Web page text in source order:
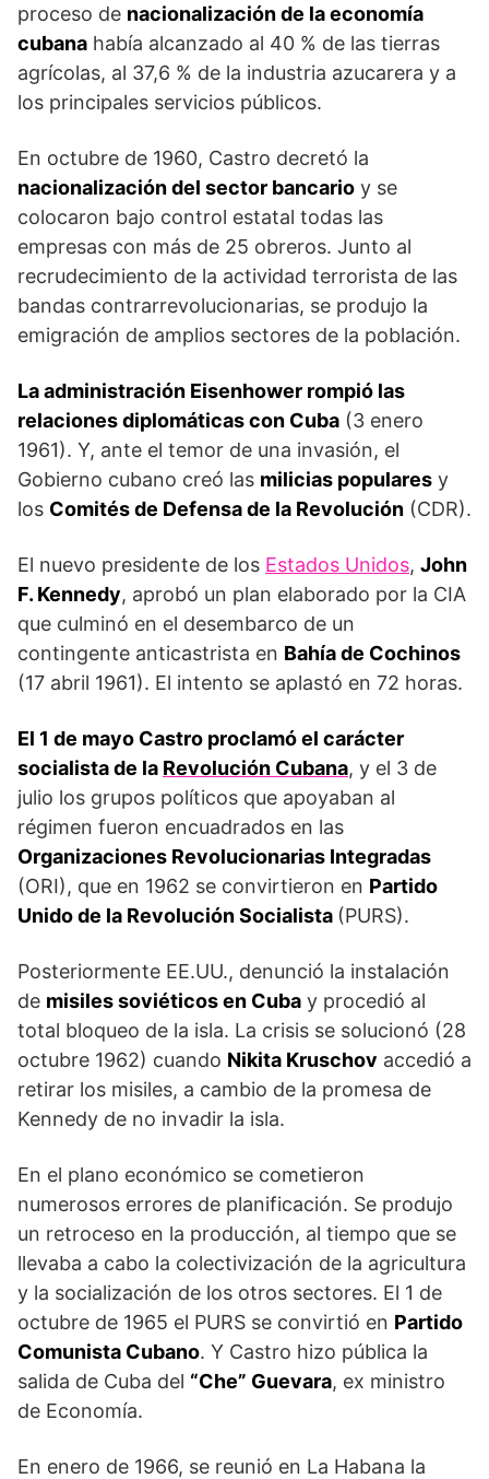
proceso de nacionalización de la economía
cubana había alcanzado al 40 % de las tierras
agrícolas, al 37,6 % de la industria azucarera y a
los principales servicios públicos.
En octubre de 1960, Castro decretó la
nacionalización del sector bancario y se
colocaron bajo control estatal todas las
empresas con más de 25 obreros. Junto al
recrudecimiento de la actividad terrorista de las
bandas contrarrevolucionarias, se produjo la
emigración de amplios sectores de la población.
La administración Eisenhower rompió las
relaciones diplomáticas con Cuba (3 enero
1961). Y, ante el temor de una invasión, el
Gobierno cubano creó las milicias populares y
los Comités de Defensa de la Revolución (CDR).
El nuevo presidente de los Estados Unidos, John
F. Kennedy, aprobó un plan elaborado por la CIA
que culminó en el desembarco de un
contingente anticastrista en Bahía de Cochinos
(17 abril 1961). El intento se aplastó en 72 horas.
El 1 de mayo Castro proclamó el carácter
socialista de la Revolución Cubana, y el 3 de
julio los grupos políticos que apoyaban al
régimen fueron encuadrados en las
Organizaciones Revolucionarias Integradas
(ORI), que en 1962 se convirtieron en Partido
Unido de la Revolución Socialista (PURS).
Posteriormente EE.UU., denunció la instalación
de misiles soviéticos en Cuba y procedió al
total bloqueo de la isla. La crisis se solucionó (28
octubre 1962) cuando Nikita Kruschov accedió a
retirar los misiles, a cambio de la promesa de
Kennedy de no invadir la isla.
En el plano económico se cometieron
numerosos errores de planificación. Se produjo
un retroceso en la producción, al tiempo que se
llevaba a cabo la colectivización de la agricultura
y la socialización de los otros sectores. El 1 de
octubre de 1965 el PURS se convirtió en Partido
Comunista Cubano. Y Castro hizo pública la
salida de Cuba del “Che” Guevara, ex ministro
de Economía.
En enero de 1966, se reunió en La Habana la